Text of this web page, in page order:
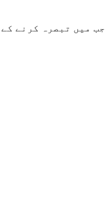
میں تبصرہ کرنے